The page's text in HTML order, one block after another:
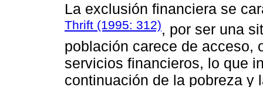
La exclusión financiera se
Thrift (1995: 312), por ser una
población carece de acceso,
servicios financieros, lo que
continuación de la pobreza y